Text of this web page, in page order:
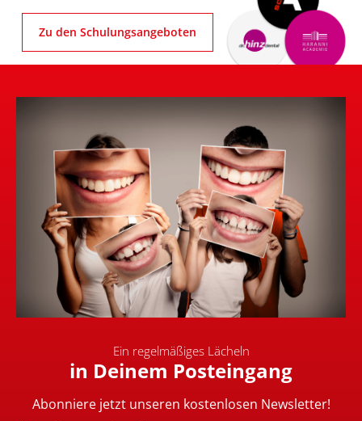
Zu den Schulungsangeboten
Ein regelmäßiges Lächeln
in Deinem Posteingang
Abonniere jetzt unseren kostenlosen Newsletter!